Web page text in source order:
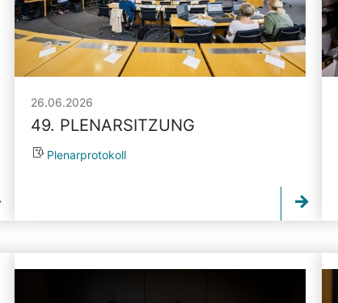
26.06.2026
49. PLENARSITZUNG
Plenarprotokoll